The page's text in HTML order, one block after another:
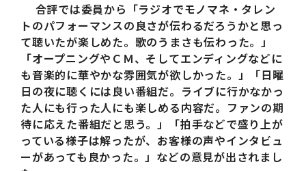
合評では委員から「ラジオでモノマネ・タレン
トのパフォーマンスの良さが伝わるだろうかと思っ
て聴いたが楽しめた。歌のうまさも伝わった。」
「オープニングやＣＭ、そしてエンディングなどに
も音楽的に華やかな雰囲気が欲しかった。」「日曜
日の夜に聴くには良い番組だ。ライブに行かなかっ
た人にも行った人にも楽しめる内容だ。ファンの期
待に応えた番組だと思う。」「拍手などで盛り上が
っている様子は解ったが、お客様の声やインタビュ
ーがあっても良かった。」などの意見が出されまし